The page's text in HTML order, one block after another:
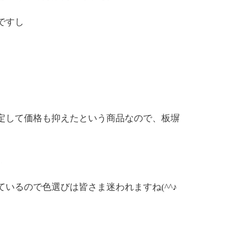
すし
して価格も抑えたという商品なので、板塀
るので色選びは皆さま迷われますね(^^♪